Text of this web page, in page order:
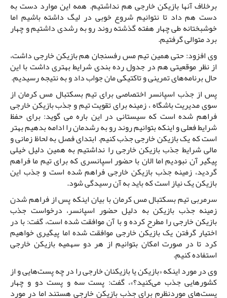
برخلاف آنها بازیکن خارجی هم نداشتیم. همه این موارد دست به
دست هم داد تا نتوانیم شروع خوبی در لیگ داشته باشیم اما
خوشبختانه طی چهار هفته گذشته روند رو به رشدی داشتیم و چهار
برد متوالی گرفتیم.
وی افزود: حتی همین تیم مس رفسنجان هم بازیکن خارجی داشت،
از نظر موقعیتی هم در جدول رده بندی شرایط بهتری داشت با این
حال برنامه‌های تمرینی و تاکتیکی مان جواب داد و به نتیجه رسیدیم.
پس از جذب اسپانسر اختصاصی برای تیم بسکتبال مس کرمان از
سوی مدیریت باشگاه ، زمینه برای تقویت تیم و جذب بازیکن خارجی
فراهم شده است که سیستانی در این باره می گوید: برای حفظ
شرایط فعلی و اینکه بتوانیم روند رو به رشدمان را ادامه بدهیم بهتر
است که یک بازیکن خارجی جذب کنیم. ابتدای فصل به لحاظ زمانی و
مالی شرایط جذب بازیکن خارجی را نداشتیم به همین دلیل خیلی
پیگیر آن نبودیم اما الان با حضور اسپانسری که برای تیم ما فراهم
گردید، زمینه جذب بازیکن خارجی فراهم شده است و جذب این
بازیکن یک نیاز است که باید به آن رسیدگی شود.
سرمربی تیم بسکتبال مس کرمان با بیان اینکه پس از فراهم شدن
زمینه جذب بازیکن به دلیل حضور اسپانسر، درخواست جذب
بازیکن خارجی را مطرح کرده و با آن موافقت شده است، گفت: با در
اختیار گرفتن یک بازیکن خارجی موافقت شده اما پیگیری خواهیم
کرد تا در صورت امکان بتوانیم از هر دو سهمیه بازیکن خارجی
استفاده کنیم.
وی در مورد اینکه «بازیکن یا بازیکنان خارجی را در چه پست‌هایی و از
کشورهایی جذب می‌کنید؟»، گفت: پست سه و پست دو و چهار
پست‌های موردنظرم برای جذب بازیکن خارجی هستند اما در مورد